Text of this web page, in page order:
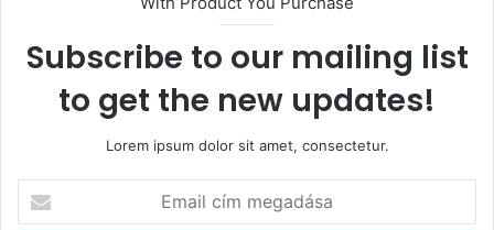
Subscribe to our mailing list
to get the new updates!
Lorem ipsum dolor sit amet, consectetur.
cím